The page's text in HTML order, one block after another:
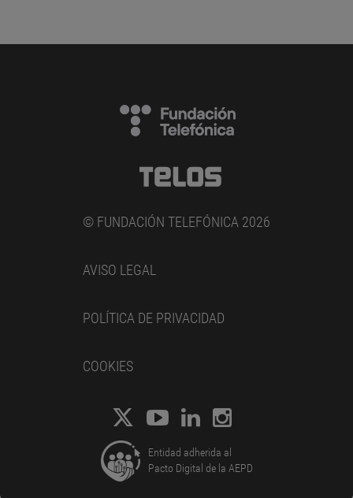
© FUNDACIÓN TELEFÓNICA 2026
AVISO LEGAL
POLÍTICA DE PRIVACIDAD
COOKIES
Entidad adherida al
Pacto Digital de la AEPD